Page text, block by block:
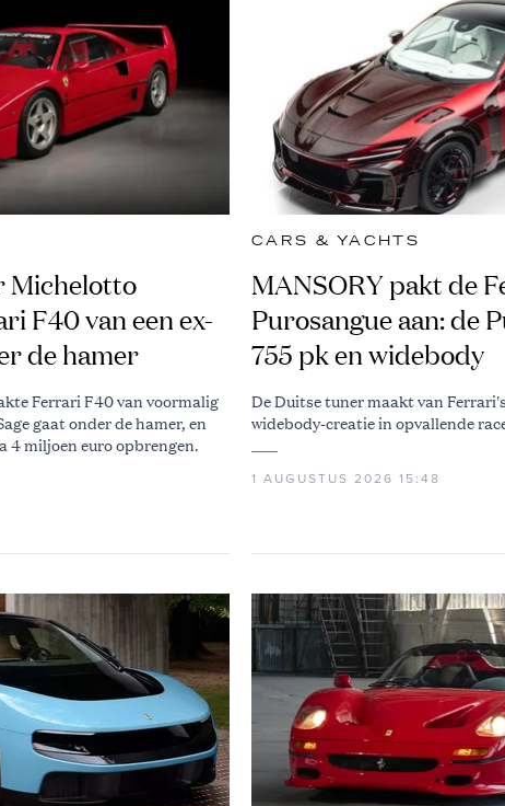
Michelotto
F40 van een ex-
de hamer
Ferrari F40 van voormalig
gaat onder de hamer, en
4 miljoen euro opbrengen.
CARS & YACHTS
MANSORY pakt de
Purosangue aan: de
755 pk en widebody
De Duitse tuner maakt van
widebody-creatie in opvallende
1 AUGUSTUS 2026 15:48